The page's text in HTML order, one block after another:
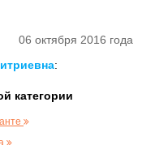
06 октября 2016 года
:
категории